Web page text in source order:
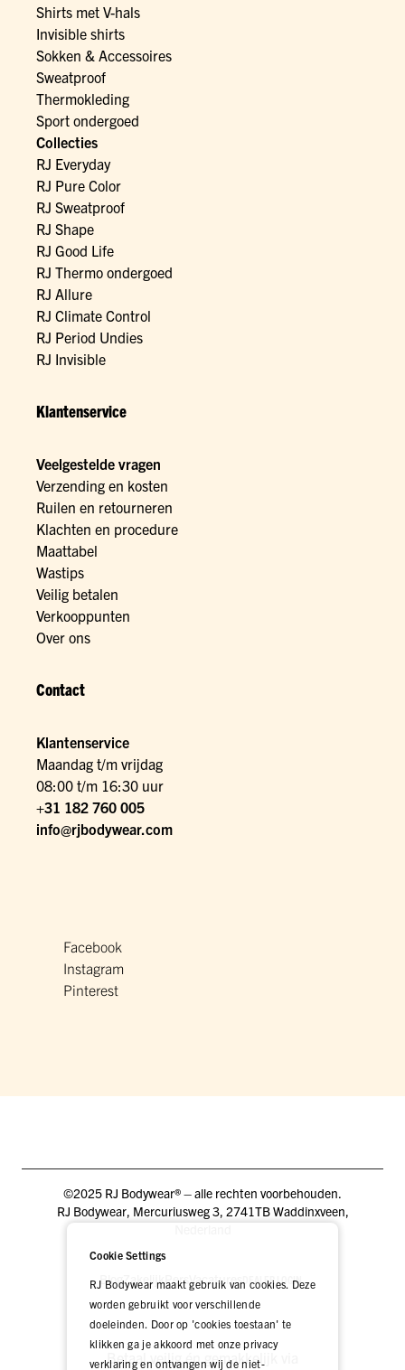
Shirts met V-hals
Invisible shirts
Sokken & Accessoires
Sweatproof
Thermokleding
Sport ondergoed
Collecties
RJ Everyday
RJ Pure Color
RJ Sweatproof
RJ Shape
RJ Good Life
RJ Thermo ondergoed
RJ Allure
RJ Climate Control
RJ Period Undies
RJ Invisible
Klantenservice
Veelgestelde vragen
Verzending en kosten
Ruilen en retourneren
Klachten en procedure
Maattabel
Wastips
Veilig betalen
Verkooppunten
Over ons
Contact
Klantenservice
Maandag t/m vrijdag
08:00 t/m 16:30 uur
+31 182 760 005
info@rjbodywear.com
Facebook
Instagram
Pinterest
©2025 RJ Bodywear® – alle rechten voorbehouden.
RJ Bodywear, Mercuriusweg 3, 2741TB Waddinxveen,
BlogZakelijkPers Vacatures DEALER LOGIN
Betaal veilig én gemakkelijk via
Cookie Settings
RJ Bodywear maakt gebruik van cookies. Deze
worden gebruikt voor verschillende
doeleinden. Door op 'cookies toestaan' te
klikken ga je akkoord met onze privacy
verklaring en ontvangen wij de niet-